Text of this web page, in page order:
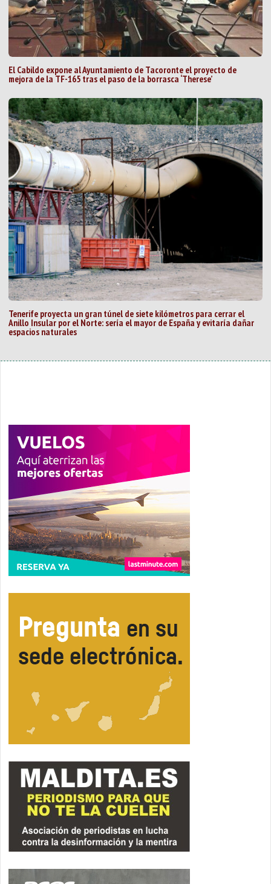
El Cabildo expone al Ayuntamiento de Tacoronte el proyecto de
mejora de la TF-165 tras el paso de la borrasca ‘Therese’
Tenerife proyecta un gran túnel de siete kilómetros para cerrar el
Anillo Insular por el Norte: sería el mayor de España y evitaría dañar
espacios naturales